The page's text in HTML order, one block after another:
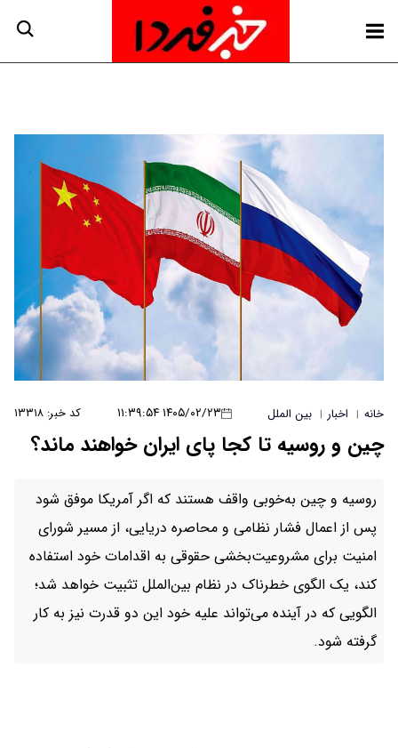
خانه | اخبار | بین الملل ۱۴۰۵/۰۲/۲۳ ۱۱:۳۹:۵۴ کد خبر: ۱۳۳۱۸
چین و روسیه تا کجا پای ایران خواهند ماند؟
روسیه و چین به‌خوبی واقف هستند که اگر آمریکا موفق شود
پس از اعمال فشار نظامی و محاصره دریایی، از مسیر شورای
امنیت برای مشروعیت‌بخشی حقوقی به اقدامات خود استفاده
کند، یک الگوی خطرناک در نظام بین‌الملل تثبیت خواهد شد؛
الگویی که در آینده می‌تواند علیه خود این دو قدرت نیز به کار
گرفته شود.